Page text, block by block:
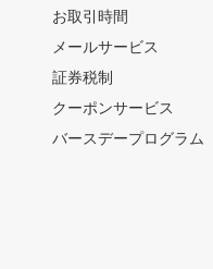
お取引時間
メールサービス
証券税制
クーポンサービス
バースデープログラム